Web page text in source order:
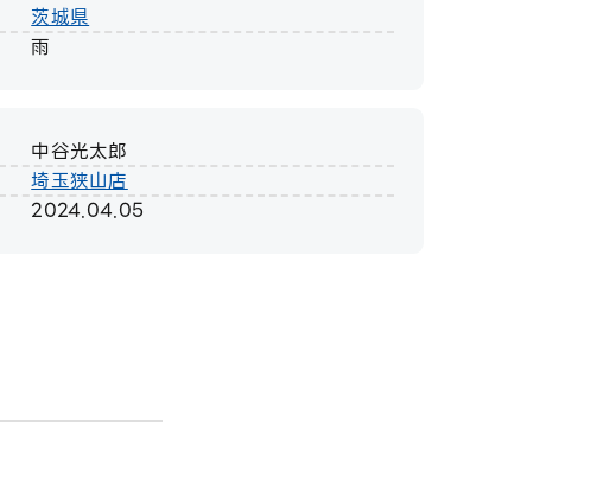
茨城県
雨
中谷光太郎
埼玉狭山店
2024.04.05